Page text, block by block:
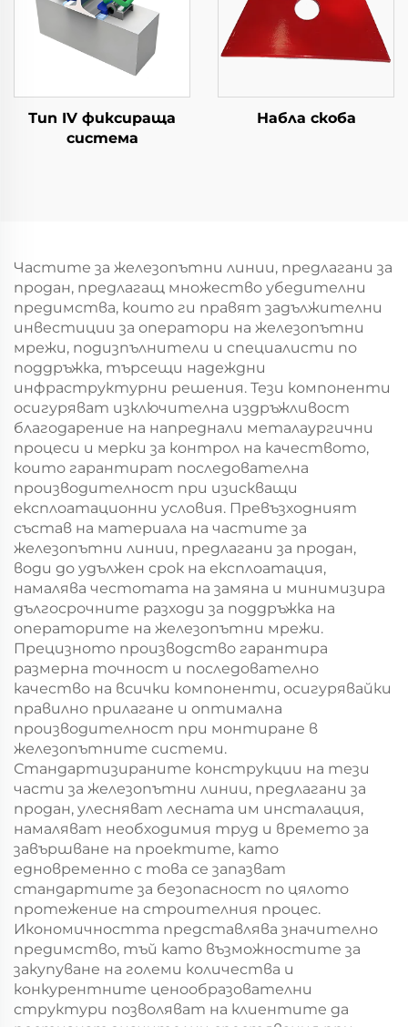
Тип IV фиксираща
система
Набла скоба
Частите за железопътни линии, предлагани за
продан, предлагащ множество убедителни
предимства, които ги правят задължителни
инвестиции за оператори на железопътни
мрежи, подизпълнители и специалисти по
поддръжка, търсещи надеждни
инфраструктурни решения. Тези компоненти
осигуряват изключителна издръжливост
благодарение на напреднали металаургични
процеси и мерки за контрол на качеството,
които гарантират последователна
производителност при изискващи
експлоатационни условия. Превъзходният
състав на материала на частите за
железопътни линии, предлагани за продан,
води до удължен срок на експлоатация,
намалява честотата на замяна и минимизира
дългосрочните разходи за поддръжка на
операторите на железопътни мрежи.
Прецизното производство гарантира
размерна точност и последователно
качество на всички компоненти, осигурявайки
правилно прилагане и оптимална
производителност при монтиране в
железопътните системи.
Стандартизираните конструкции на тези
части за железопътни линии, предлагани за
продан, улесняват лесната им инсталация,
намаляват необходимия труд и времето за
завършване на проектите, като
едновременно с това се запазват
стандартите за безопасност по цялото
протежение на строителния процес.
Икономичността представлява значително
предимство, тъй като възможностите за
закупуване на големи количества и
конкурентните ценообразователни
структури позволяват на клиентите да